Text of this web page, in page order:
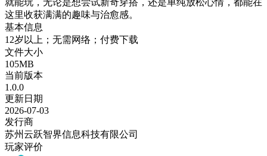
这里收获满满的趣味与治愈感。
基本信息
12岁以上；无需网络；付费下载
文件大小
105MB
当前版本
1.0.0
更新日期
2026-07-03
发行商
苏州云跃智界信息科技有限公司
玩家评价